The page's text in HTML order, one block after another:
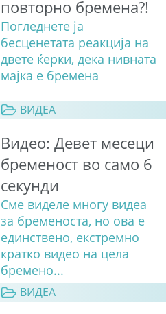
повторно бремена?!
Погледнете ја
бесценетата реакција на
двете ќерки, дека нивната
мајка е бремена
ВИДЕА
Видео: Девет месеци
бременост во само 6
секунди
Сме виделе многу видеа
за бременоста, но ова е
единствено, екстремно
кратко видео на цела
бремено...
ВИДЕА